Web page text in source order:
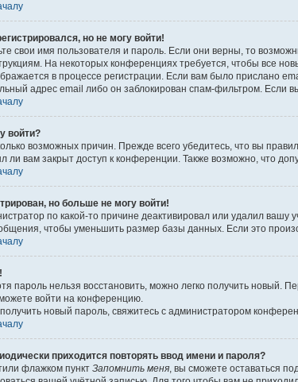
но не могу войти!
свои имя пользователя и пароль. Если они верны, то
На некоторых конференциях требуется, чтобы все
в процессе регистрации. Если вам было прислано
адрес email либо он заблокирован спам-фильтром. Если
войти?
возможных причин. Прежде всего убедитесь, что вы
ли вам закрыт доступ к конференции. Также возможно, что
но больше не могу войти!
по какой-то причине деактивировал или удалил
чтобы уменьшить размер базы данных. Если это
пароль нельзя восстановить, можно легко получить новый.
войти на конференцию.
новый пароль, свяжитесь с администратором
приходится повторять ввод имени и пароля?
флажком пункт Запомнить меня, вы сможете оставаться